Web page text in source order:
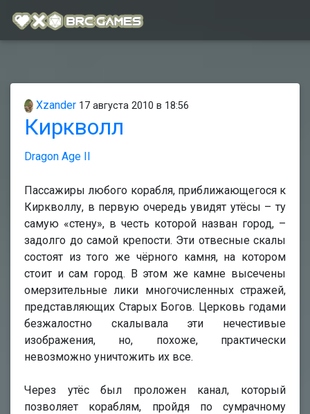
Xzander 17 августа 2010 в 18:56
Киркволл
Dragon Age II
Пассажиры любого корабля, приближающегося к
Киркволлу, в первую очередь увидят утёсы – ту
самую «стену», в честь которой назван город, –
задолго до самой крепости. Эти отвесные скалы
состоят из того же чёрного камня, на котором
стоит и сам город. В этом же камне высечены
омерзительные лики многочисленных стражей,
представляющих Старых Богов. Церковь годами
безжалостно скалывала эти нечестивые
изображения, но, похоже, практически
невозможно уничтожить их все.
Через утёс был проложен канал, который
позволяет кораблям, пройдя по сумрачному